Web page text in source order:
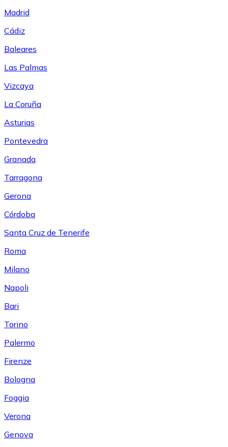
Madrid
Cádiz
Baleares
Las Palmas
Vizcaya
La Coruña
Asturias
Pontevedra
Granada
Tarragona
Gerona
Córdoba
Santa Cruz de Tenerife
Roma
Milano
Napoli
Bari
Torino
Palermo
Firenze
Bologna
Foggia
Verona
Genova